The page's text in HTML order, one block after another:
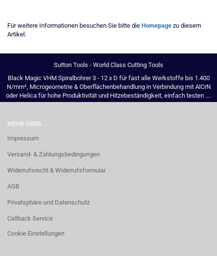
Für weitere Informationen besuchen Sie bitte die Homepage zu diesem
Artikel.
Sutton Tools - World Class Cutting Tools
Black Magic VHM Spiralbohrer 3 - 12 x D für fast alle Werkstoffe bis 1.400
N/mm², Microgeometrie & Oberflächenbehandlung in Verbindung mit AlCrN
oder Helica für hohe Produktivität und Hitzebeständigkeit, einfach testen ....
MEHR ÜBER...
Impressum
Versand- & Zahlungsbedingungen
Widerrufsrecht & Widerrufsformular
AGB
Privatsphäre und Datenschutz
Callback Service
Cookie Einstellungen